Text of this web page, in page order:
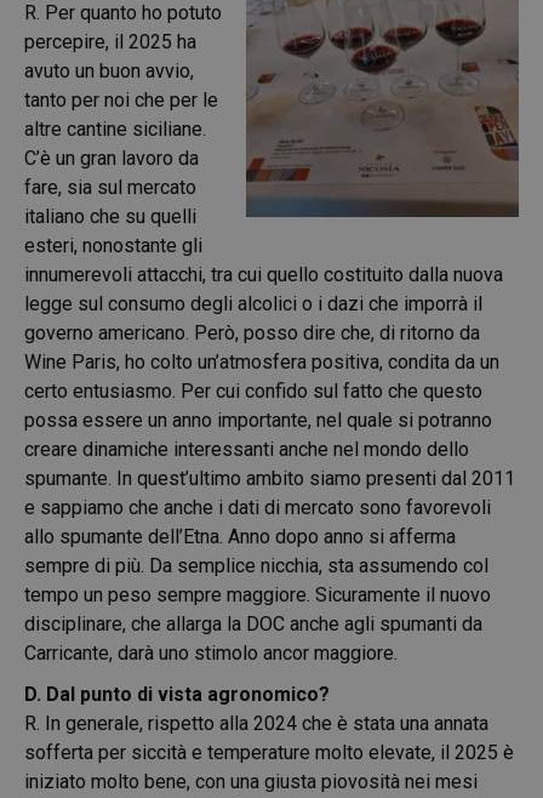
R. Per quanto ho potuto
percepire, il 2025 ha
avuto un buon avvio,
tanto per noi che per le
altre cantine siciliane.
C’è un gran lavoro da
fare, sia sul mercato
italiano che su quelli
esteri, nonostante gli
innumerevoli attacchi, tra cui quello costituito dalla nuova
legge sul consumo degli alcolici o i dazi che imporrà il
governo americano. Però, posso dire che, di ritorno da
Wine Paris, ho colto un’atmosfera positiva, condita da un
certo entusiasmo. Per cui confido sul fatto che questo
possa essere un anno importante, nel quale si potranno
creare dinamiche interessanti anche nel mondo dello
spumante. In quest’ultimo ambito siamo presenti dal 2011
e sappiamo che anche i dati di mercato sono favorevoli
allo spumante dell’Etna. Anno dopo anno si afferma
sempre di più. Da semplice nicchia, sta assumendo col
tempo un peso sempre maggiore. Sicuramente il nuovo
disciplinare, che allarga la DOC anche agli spumanti da
Carricante, darà uno stimolo ancor maggiore.
D. Dal punto di vista agronomico?
R. In generale, rispetto alla 2024 che è stata una annata
sofferta per siccità e temperature molto elevate, il 2025 è
iniziato molto bene, con una giusta piovosità nei mesi